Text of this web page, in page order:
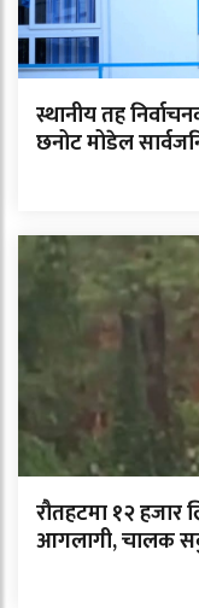
स्थानीय तह
छनोट मोडेल
रौतहटमा १२ हजार
आगलागी, चालक